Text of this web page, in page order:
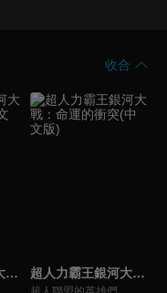
收合
超人力霸王銀河大戰 - 巨大陰謀(中文版) 超人力霸王銀河大戰：命運的衝突(中文版)